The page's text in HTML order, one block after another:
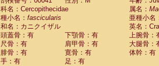
Cercopithecidae
(0)
Cercopithecidae Papio cynocephalus
Cercopithecidae Papio hamadryas(0)
CercopithecidaePapio papio
CercopithecidaePapio
CercopithecidaeMandrillus
CercopithecidaeMandrillus sphinx
科名：Cercopithecidae
属名：
種小名： fascicularis
亜種小名
和名：カニクイザル
英名：
頭蓋骨：有
下顎骨：有
上腕骨：
尺骨：有
肩甲骨：有
大腿骨：
腓骨：有
寛骨：有
体幹：有
手：有
足：有